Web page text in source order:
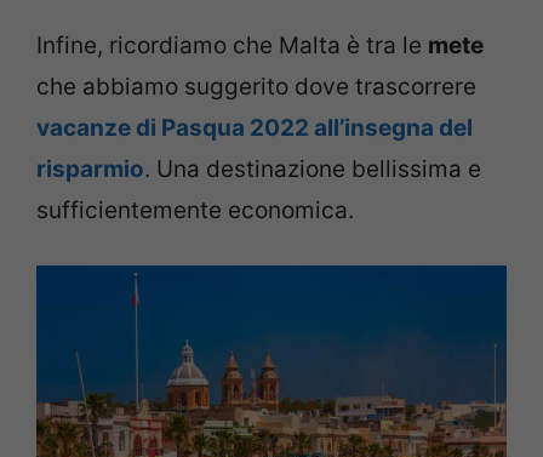
Infine, ricordiamo che Malta è tra le mete
che abbiamo suggerito dove trascorrere
vacanze di Pasqua 2022 all’insegna del
risparmio. Una destinazione bellissima e
sufficientemente economica.